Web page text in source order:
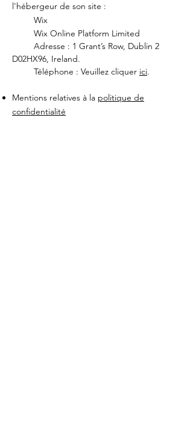
l'hébergeur de son site :
Wix
Wix Online Platform Limited
Adresse : 1 Grant’s Row, Dublin 2
D02HX96, Ireland.
Téléphone : Veuillez cliquer ici.
Mentions relatives à la politique de
confidentialité